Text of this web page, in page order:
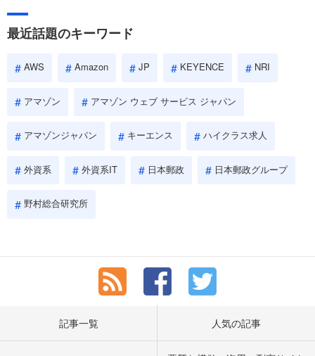
しょう。
最近話題のキーワード
AWS Amazon JP KEYENCE NRI
アマゾン アマゾン ウェブ サービス ジャパン
アマゾンジャパン キーエンス ハイクラス求人
外資系 外資系IT 日本郵政 日本郵政グループ
野村総合研究所
記事一覧 人気の記事